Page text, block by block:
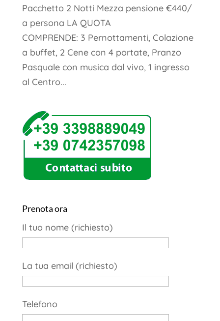
Pacchetto 2 Notti Mezza pensione €440/
a persona LA QUOTA
COMPRENDE: 3 Pernottamenti, Colazione
a buffet, 2 Cene con 4 portate, Pranzo
Pasquale con musica dal vivo, 1 ingresso
al Centro...
Prenota ora
Il tuo nome (richiesto)
La tua email (richiesto)
Telefono